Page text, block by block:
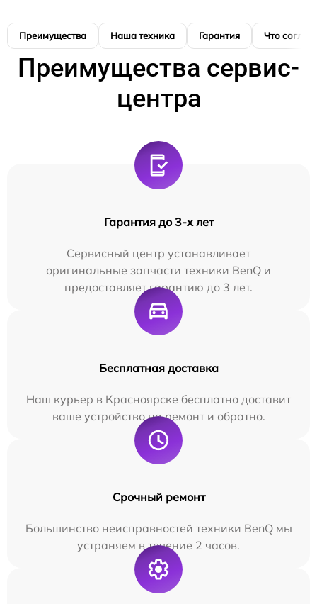
Преимущества Наша техника Гарантия Что
Преимущества сервис-
центра
Гарантия до 3-х лет
Сервисный центр устанавливает
оригинальные запчасти техники BenQ и
предоставляет гарантию до 3 лет.
Бесплатная доставка
Наш курьер в Красноярске бесплатно доставит
ваше устройство на ремонт и обратно.
Срочный ремонт
Большинство неисправностей техники BenQ мы
устраняем в течение 2 часов.